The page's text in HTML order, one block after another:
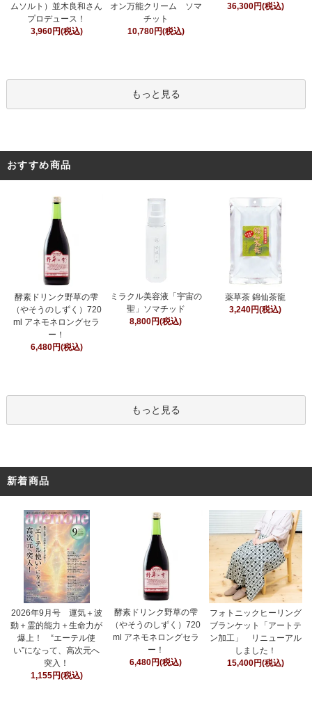
ムソルト）並木良和さん
プロデュース！
3,960円(税込)
オン万能クリーム ソマ
チット
10,780円(税込)
36,300円(税込)
もっと見る
おすすめ商品
酵素ドリンク野草の雫
（やそうのしずく）720
ml アネモネロングセラ
ー！
6,480円(税込)
ミラクル美容液「宇宙の
聖」ソマチッド
8,800円(税込)
薬草茶 錦仙茶龍
3,240円(税込)
もっと見る
新着商品
2026年9月号 運気＋波
動＋霊的能力＋生命力が
爆上！ “エーテル使
い”になって、高次元へ
突入！
1,155円(税込)
酵素ドリンク野草の雫
（やそうのしずく）720
ml アネモネロングセラ
ー！
6,480円(税込)
フォトニックヒーリング
ブランケット「アートテ
ン加工」 リニューアル
しました！
15,400円(税込)